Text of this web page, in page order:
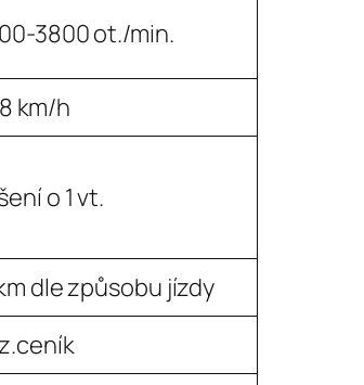
3800 ot./min.
km/h
o 1 vt.
dle způsobu jízdy